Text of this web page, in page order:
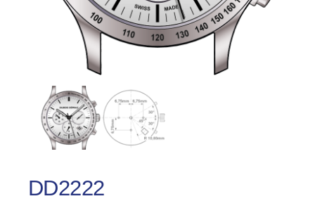
DD2222